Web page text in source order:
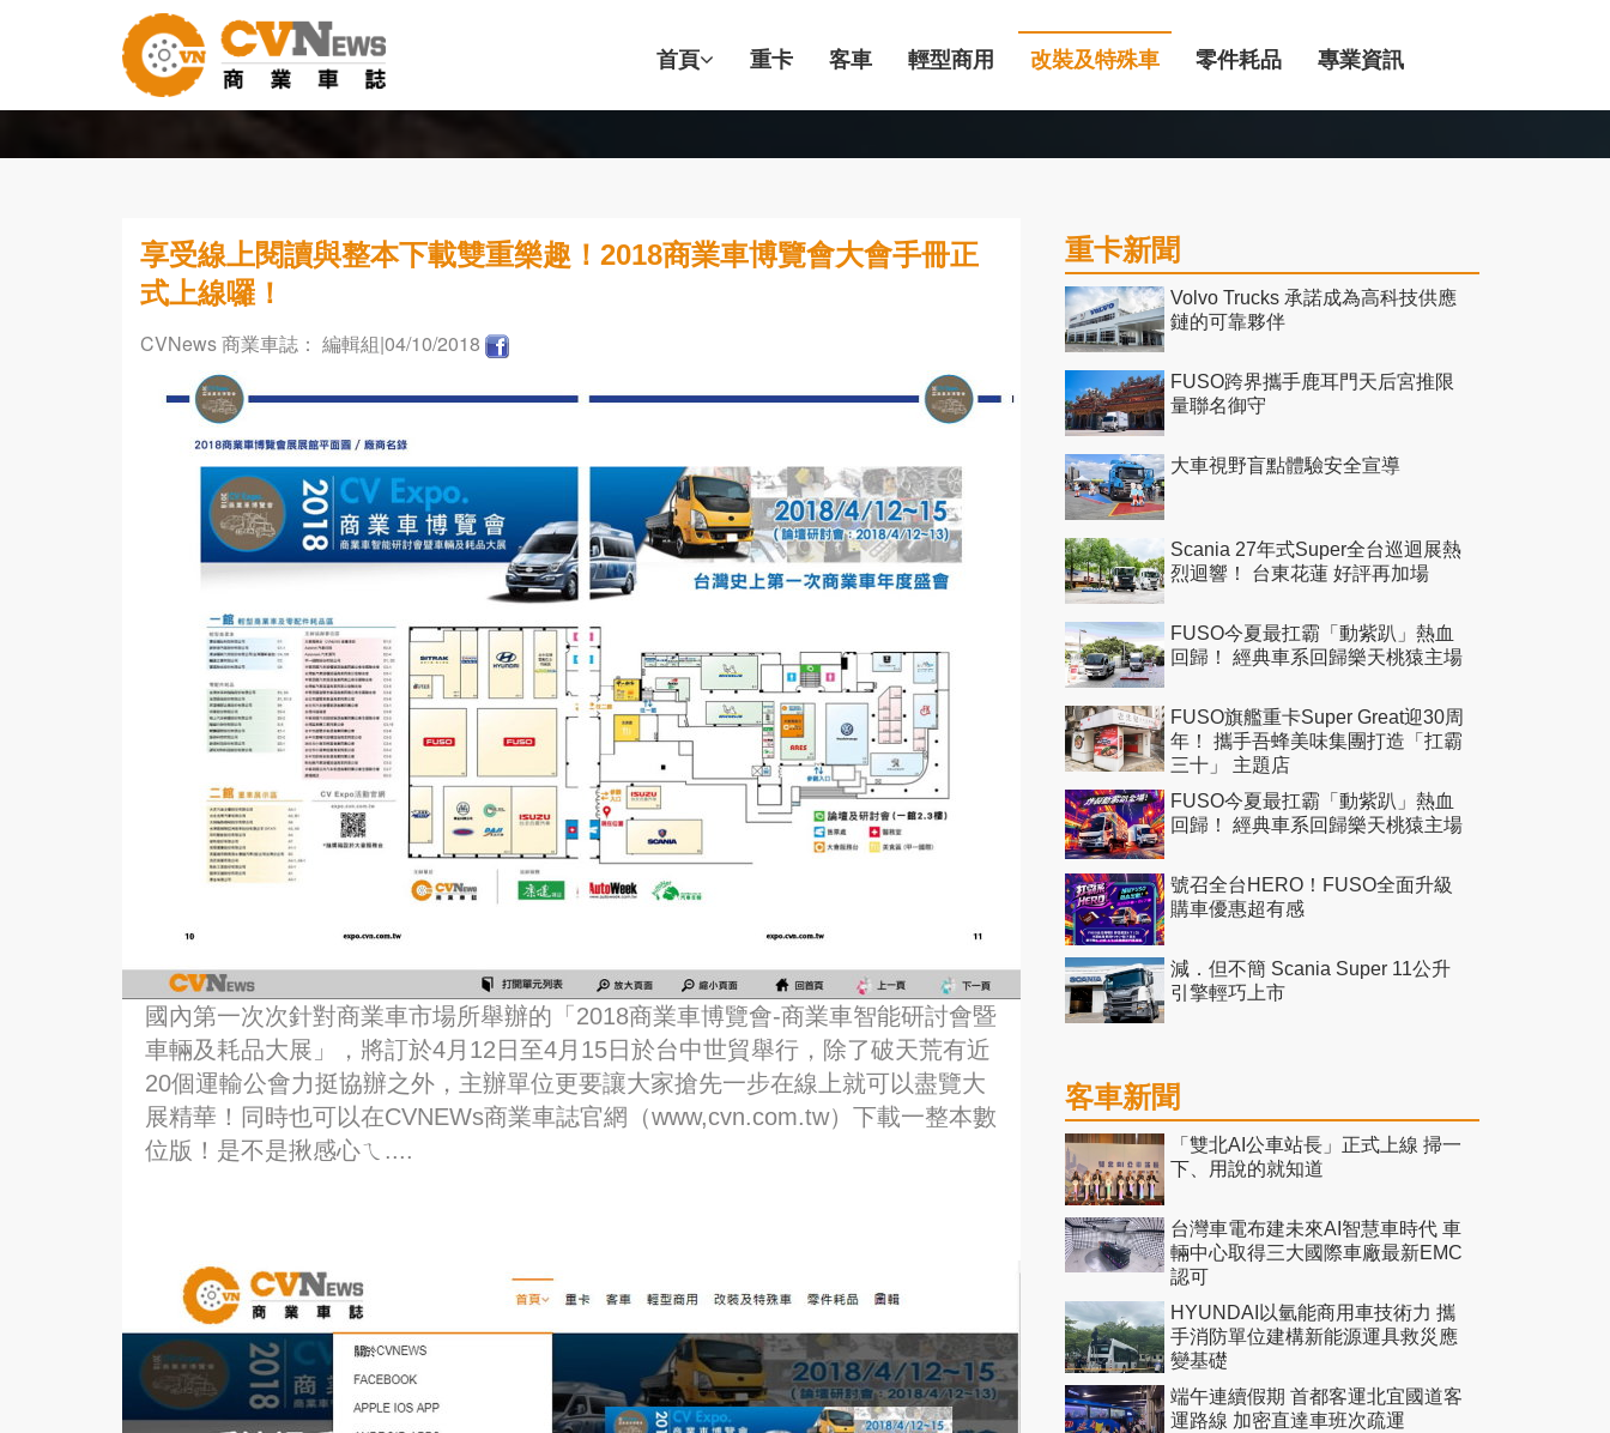
首頁 重卡 客車 輕型商用 改裝及特殊車 零件耗品 專業資訊
享受線上閱讀與整本下載雙重樂趣！2018商業車博覽會大會手冊正
式上線囉！
CVNews 商業車誌： 編輯組|04/10/2018
國內第一次次針對商業車市場所舉辦的「2018商業車博覽會-商業車智能研討會暨
車輛及耗品大展」，將訂於4月12日至4月15日於台中世貿舉行，除了破天荒有近
20個運輸公會力挺協辦之外，主辦單位更要讓大家搶先一步在線上就可以盡覽大
展精華！同時也可以在CVNEWs商業車誌官網（www,cvn.com.tw）下載一整本數
位版！是不是揪感心ㄟ....
重卡新聞
Volvo Trucks 承諾成為高科技供應
鏈的可靠夥伴
FUSO跨界攜手鹿耳門天后宮推限
量聯名御守
大車視野盲點體驗安全宣導
Scania 27年式Super全台巡迴展熱
烈迴響！ 台東花蓮 好評再加場
FUSO今夏最扛霸「動紫趴」熱血
回歸！ 經典車系回歸樂天桃猿主場
FUSO旗艦重卡Super Great迎30周
年！ 攜手吾蜂美味集團打造「扛霸
三十」 主題店
FUSO今夏最扛霸「動紫趴」熱血
回歸！ 經典車系回歸樂天桃猿主場
號召全台HERO！FUSO全面升級
購車優惠超有感
減．但不簡 Scania Super 11公升
引擎輕巧上市
客車新聞
「雙北AI公車站長」正式上線 掃一
下、用說的就知道
台灣車電布建未來AI智慧車時代 車
輛中心取得三大國際車廠最新EMC
認可
HYUNDAI以氫能商用車技術力 攜
手消防單位建構新能源運具救災應
變基礎
端午連續假期 首都客運北宜國道客
運路線 加密直達車班次疏運